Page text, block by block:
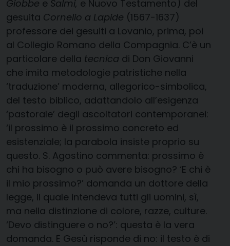
Giobbe e Salmi, e Nuovo Testamento) del
gesuita Cornelio a Lapide (1567-1637)
professore dei gesuiti a Lovanio, prima, poi
al Collegio Romano della Compagnia. C’è un
particolare della tecnica di Don Giovanni
che imita metodologie patristiche nella
‘traduzione’ moderna, allegorico-simbolica,
del testo biblico, adattandolo all’esigenza
‘pastorale’ degli ascoltatori contemporanei:
‘il prossimo è il prossimo concreto ed
esistenziale; la parabola insiste proprio su
questo. S. Agostino commenta: prossimo è
chi ha bisogno o può avere bisogno? ‘E chi è
il mio prossimo?’ domanda un dottore della
legge, il quale intendeva tutti gli uomini, sì,
ma nella distinzione di colore, razze, culture.
‘Devo distinguere o no?’: questa è la vera
domanda. E Gesù risponde di no: il testo è di